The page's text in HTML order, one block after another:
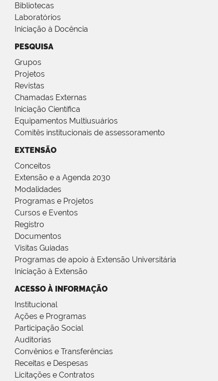
Bibliotecas
Laboratórios
Iniciação à Docência
PESQUISA
Grupos
Projetos
Revistas
Chamadas Externas
Iniciação Científica
Equipamentos Multiusuários
Comitês institucionais de assessoramento
EXTENSÃO
Conceitos
Extensão e a Agenda 2030
Modalidades
Programas e Projetos
Cursos e Eventos
Registro
Documentos
Visitas Guiadas
Programas de apoio à Extensão Universitária
Iniciação à Extensão
ACESSO À INFORMAÇÃO
Institucional
Ações e Programas
Participação Social
Auditorias
Convênios e Transferências
Receitas e Despesas
Licitações e Contratos